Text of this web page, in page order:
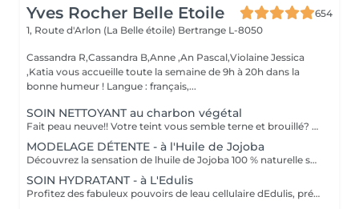
Yves Rocher Belle Etoile
654
1, Route d'Arlon (La Belle étoile) Bertrange L-8050
Cassandra R,Cassandra B,Anne ,An Pascal,Violaine Jessica
,Katia vous accueille toute la semaine de 9h à 20h dans la
bonne humeur ! Langue : français,...
SOIN NETTOYANT au charbon végétal
Fait peau neuve!! Votre teint vous semble terne et brouillé? vous ressentez le besoin de nettoyer votre peau ?.Ce soin nettoyant s'adresse à vous. Il permettra de traiter votre peau sans la décaper. Purifié et detoxifiie votre visage retrouve un teint unifié, frais et lumineux. Une vraie bouffée d'oxygène pour votre peau !! Idéal pour les peaux mixtes à Grasses
MODELAGE DÉTENTE - à l'Huile de Jojoba
Découvrez la sensation de lhuile de Jojoba 100 % naturelle sur votre peau. Nourrie, votre peau retrouve tout son confort. Libéré de ses tensions grâce aux mains habiles de notre esthéticienne, votre visage est détendu. Bénéfices : Nourrie, votre peau retrouve tout son confort.
SOIN HYDRATANT - à L'Edulis
Profitez des fabuleux pouvoirs de leau cellulaire dEdulis, précieuse source dhydratation continue. Après la brumisation du Sérum concentré en eau cellulaire, le Masque Crème ressourçant se transforme en une texture soyeuse qui fond sur votre peau sous le délicat modelage de notre esthéticienne. Bénéfices : Gorgée deau, votre peau retrouve douceur, souplesse et éclat. Retrouvez le confort dune peau hydratée en continu.